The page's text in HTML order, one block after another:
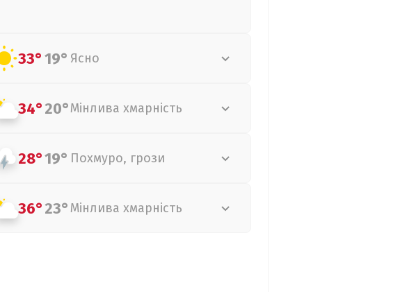
33°19° Ясно
34°20°Мінлива хмарність
28°19° Похмуро, грози
36°23°Мінлива хмарність